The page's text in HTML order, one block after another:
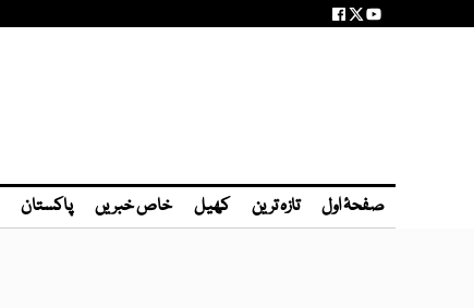
صفحۂ اول تازہ ترین کھیل خاص خبریں پاکستان